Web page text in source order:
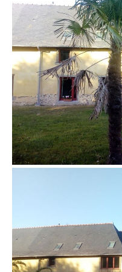
ravalement corps
chaux EIRL